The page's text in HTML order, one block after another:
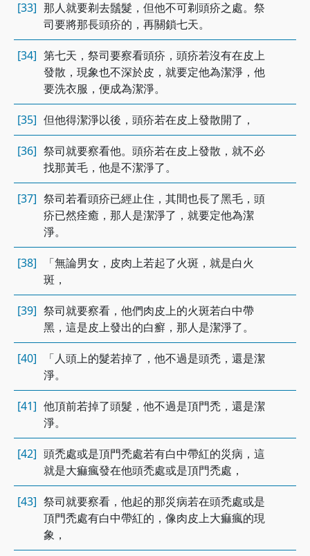
[33] 那人就要剃去鬚髮，但他不可剃頭疥之處。祭
司要將那長頭疥的，再關鎖七天。
[34] 第七天，祭司要察看頭疥，頭疥若沒有在皮上
發散，現象也不深於皮，就要定他為潔淨，他
要洗衣服，便成為潔淨。
[35] 但他得潔淨以後，頭疥若在皮上發散開了，
[36] 祭司就要察看他。頭疥若在皮上發散，就不必
找那黃毛，他是不潔淨了。
[37] 祭司若看頭疥已經止住，其間也長了黑毛，頭
疥已然痊癒，那人是潔淨了，就要定他為潔
淨。
[38]
「無論男女，皮肉上若起了火斑，就是白火
斑，
[39] 祭司就要察看，他們肉皮上的火斑若白中帶
黑，這是皮上發出的白癬，那人是潔淨了。
[40]
「人頭上的髮若掉了，他不過是頭禿，還是潔
淨。
[41] 他頂前若掉了頭髮，他不過是頂門禿，還是潔
淨。
[42] 頭禿處或是頂門禿處若有白中帶紅的災病，這
就是大痲瘋發在他頭禿處或是頂門禿處，
[43] 祭司就要察看，他起的那災病若在頭禿處或是
頂門禿處有白中帶紅的，像肉皮上大痲瘋的現
象，